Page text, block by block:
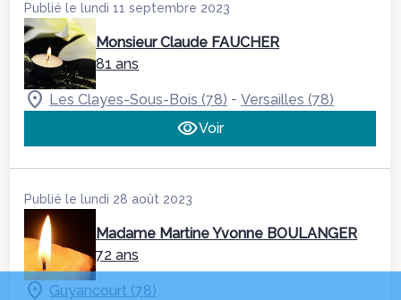
Publié le lundi 11 septembre 2023
Monsieur Claude FAUCHER
81 ans
Les Clayes-Sous-Bois (78) -Versailles (78)
Voir
Publié le lundi 28 août 2023
Madame Martine Yvonne BOULANGER
72 ans
Guyancourt (78)